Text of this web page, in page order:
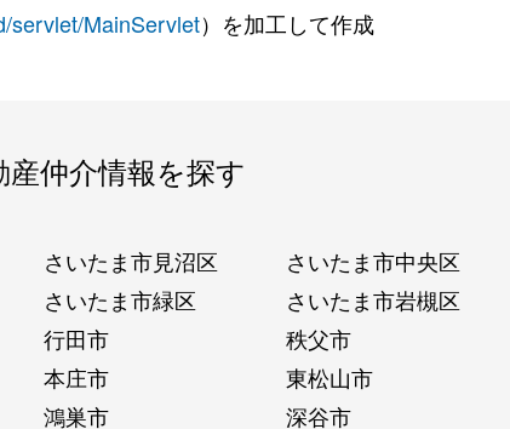
servlet/MainServlet）を加工して作成
仲介情報を探す
さいたま市見沼区
さいたま市中央区
さいたま市緑区
さいたま市岩槻区
行田市
秩父市
本庄市
東松山市
鴻巣市 深谷市